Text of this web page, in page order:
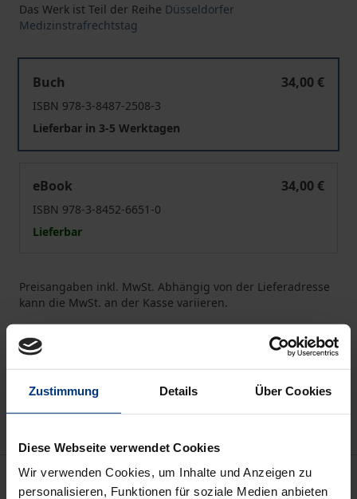
Zustimmung Details Über Cookies
Diese Webseite verwendet Cookies
Wir verwenden Cookies, um Inhalte und Anzeigen zu
personalisieren, Funktionen für soziale Medien anbieten
Das Werk ist Teil der Reihe Düsseldorfer
Medizinstrafrechtstag
Buch
34,00 €
ISBN 978-3-8487-2508-3
Lieferbar in 3-5 Werktagen
eBook
34,00 €
ISBN 978-3-8452-6651-0
Lieferbar
Preisangaben inkl. MwSt. Abhängig von der Lieferadresse
kann die MwSt. an der Kasse variieren.
Zur Wunschliste hinzufügen
Hinweise zu Versandkosten
Beschreibung